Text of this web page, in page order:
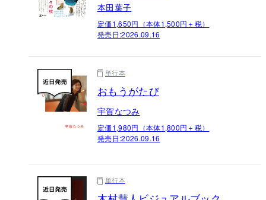
本田葉子
定価1,650円（本体1,500円＋税）
発売日:2026.09.16
単行本
おもうがたび
宇賀なつみ
定価1,980円（本体1,800円＋税）
発売日:2026.09.16
単行本